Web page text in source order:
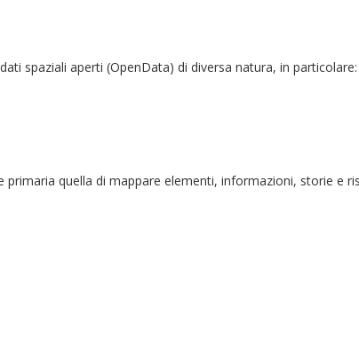
spaziali aperti (OpenData) di diversa natura, in
primaria quella di mappare elementi, informazioni, storie e